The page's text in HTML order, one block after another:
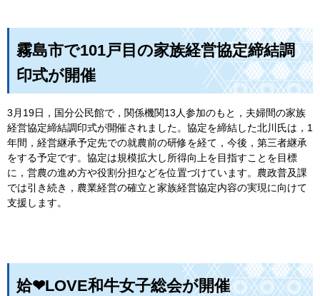
霧島市で101戸目の家族経営協定締結調
印式が開催
3月19日，国分公民館で，関係機関13人参加のもと，夫婦間の家族
経営協定締結調印式が開催されました。協定を締結した北川氏は，1
年間，経営継承予定先での就農前の研修を経て，今後，第三者継承
をする予定です。協定は規模拡大し所得向上を目指すことを目標
に，営農の進め方や役割分担などを位置づけています。農政普及課
では引き続き，農業経営の確立と家族経営協定内容の実現に向けて
支援します。
姶❤LOVE和牛女子総会が開催